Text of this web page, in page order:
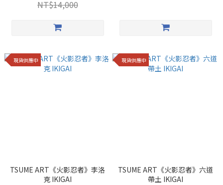
NT$14,000
現貨供應中
TSUME ART《火影忍者》李洛
克 IKIGAI
現貨供應中
TSUME ART《火影忍者》六道
帶土 IKIGAI